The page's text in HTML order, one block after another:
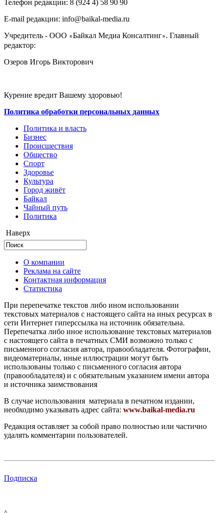
Телефон редакции: ‎‎8 (924 4) 58 90 90
E-mail редакции: info@baikal-media.ru
Учредитель - ООО «Байкал Медиа Консалтинг». Главный
редактор:
Озеров Игорь Викторович
Курение вредит Вашему здоровью!
Политика обработки персональных данных
Политика и власть
Бизнес
Происшествия
Общество
Cпорт
Здоровье
Культура
Город живёт
Байкал
Чайный путь
Политика
Наверх
О компании
Реклама на сайте
Контактная информация
Статистика
При перепечатке текстов либо ином использовании
текстовых материалов с настоящего сайта на иных ресурсах в
сети Интернет гиперссылка на источник обязательна.
Перепечатка либо иное использование текстовых материалов
с настоящего сайта в печатных СМИ возможно только с
письменного согласия автора, правообладателя. Фотографии,
видеоматериалы, иные иллюстрации могут быть
использованы только с письменного согласия автора
(правообладателя) и с обязательным указанием имени автора
и источника заимствования
В случае использования материала в печатном издании,
необходимо указывать адрес сайта: www.baikal-media.ru
Редакция оставляет за собой право полностью или частично
удалять комментарии пользователей.
Подписка